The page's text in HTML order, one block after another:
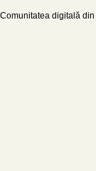
Comunitatea digitală